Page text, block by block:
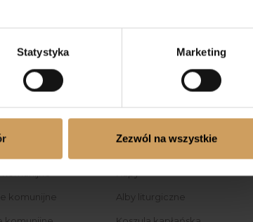
Statystyka Marketing
Zezwól na wszystkie
Dołącz do nas na Instagramie
komunijne
komunijne
LITURGICZNE
Kapy
Alby liturgiczne